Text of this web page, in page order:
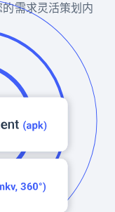
需求灵活策划内